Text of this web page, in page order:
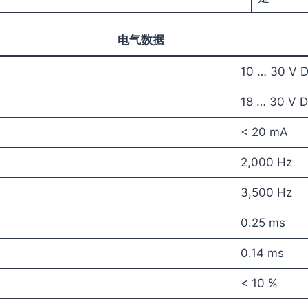
电气数据
10 … 30 V
18 … 30 V
< 20 mA
2,000 Hz
3,500 Hz
0.25 ms
0.14 ms
< 10 %